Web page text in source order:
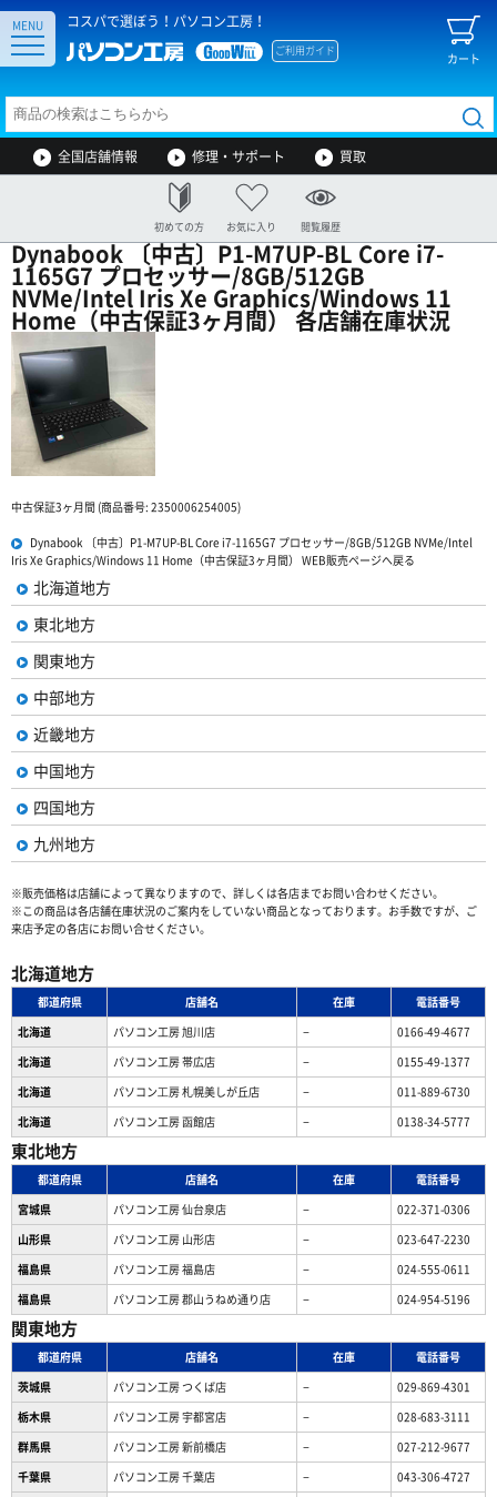
コスパで選ぼう！パソコン工房！
カート
ご利用ガイド
MENU
全国店舗情報 修理・サポート 買取
初めての方 お気に入り 閲覧履歴
Dynabook 〔中古〕P1-M7UP-BL Core i7-
1165G7 プロセッサー/8GB/512GB
NVMe/Intel Iris Xe Graphics/Windows 11
Home（中古保証3ヶ月間） 各店舗在庫状況
中古保証3ヶ月間 (商品番号: 2350006254005)
Dynabook 〔中古〕P1-M7UP-BL Core i7-1165G7 プロセッサー/8GB/512GB NVMe/Intel
Iris Xe Graphics/Windows 11 Home（中古保証3ヶ月間） WEB販売ページへ戻る
北海道地方
東北地方
関東地方
中部地方
近畿地方
中国地方
四国地方
九州地方
※販売価格は店舗によって異なりますので、詳しくは各店までお問い合わせください。
※この商品は各店舗在庫状況のご案内をしていない商品となっております。お手数ですが、ご
来店予定の各店にお問い合せください。
北海道地方
都道府県 店舗名 在庫
電話番号
北海道
パソコン工房 旭川店 −
0166-49-4677
北海道
パソコン工房 帯広店 −
0155-49-1377
北海道
パソコン⼯房 札幌美しが丘店 −
011-889-6730
北海道
パソコン工房 函館店 − 0138-34-5777
東北地方
都道府県 店舗名 在庫
電話番号
宮城県
パソコン工房 仙台泉店 −
022-371-0306
山形県
パソコン工房 山形店 −
023-647-2230
福島県
パソコン工房 福島店 −
024-555-0611
福島県
パソコン工房 郡山うねめ通り店 − 024-954-5196
関東地方
都道府県 店舗名 在庫
電話番号
茨城県
パソコン工房 つくば店 −
029-869-4301
栃木県
パソコン工房 宇都宮店 −
028-683-3111
群馬県
パソコン工房 新前橋店 −
027-212-9677
千葉県
パソコン工房 千葉店 −
043-306-4727